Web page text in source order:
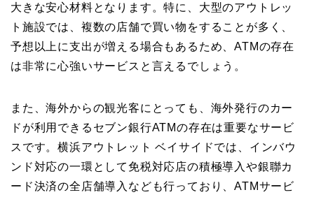
大きな安心材料となります。特に、大型のアウトレッ
ト施設では、複数の店舗で買い物をすることが多く、
予想以上に支出が増える場合もあるため、ATMの存在
は非常に心強いサービスと言えるでしょう。
また、海外からの観光客にとっても、海外発行のカー
ドが利用できるセブン銀行ATMの存在は重要なサービ
スです。横浜アウトレット ベイサイドでは、インバウ
ンド対応の一環として免税対応店の積極導入や銀聯カ
ード決済の全店舗導入なども行っており、ATMサービ